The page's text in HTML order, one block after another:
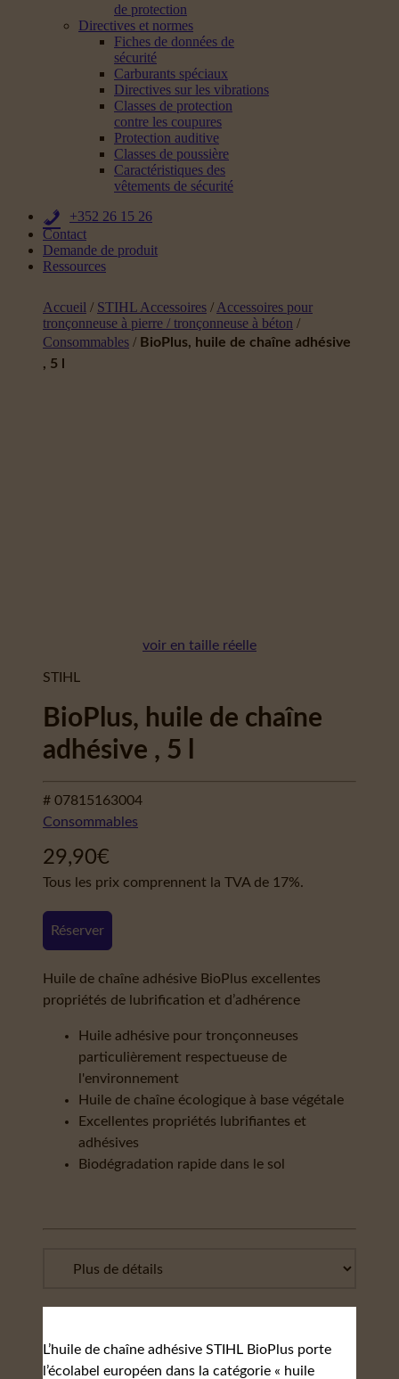
de protection
Directives et normes
Fiches de données de
sécurité
Carburants spéciaux
Directives sur les vibrations
Classes de protection
contre les coupures
Protection auditive
Classes de poussière
Caractéristiques des
vêtements de sécurité
+352 26 15 26
Contact
Demande de produit
Ressources
Accueil / STIHL Accessoires / Accessoires pour
tronçonneuse à pierre / tronçonneuse à béton /
Consommables / BioPlus, huile de chaîne adhésive
, 5 l
voir en taille réelle
STIHL
BioPlus, huile de chaîne
adhésive , 5 l
# 07815163004
Consommables
29,90€
Tous les prix comprennent la TVA de 17%.
Réserver
Huile de chaîne adhésive BioPlus excellentes
propriétés de lubrification et d’adhérence
Huile adhésive pour tronçonneuses
particulièrement respectueuse de
l'environnement
Huile de chaîne écologique à base végétale
Excellentes propriétés lubrifiantes et
adhésives
Biodégradation rapide dans le sol
L’huile de chaîne adhésive STIHL BioPlus porte
l’écolabel européen dans la catégorie « huile